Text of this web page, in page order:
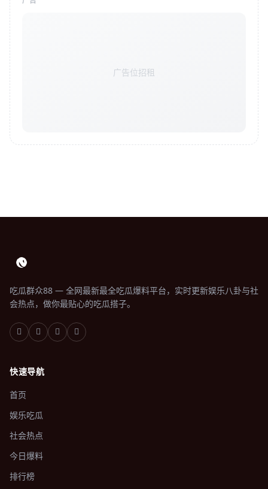
广告位招租
吃瓜群众88 — 全网最新最全吃瓜爆料平台，实时更新娱乐八卦与社
会热点，做你最贴心的吃瓜搭子。
快速导航
首页
娱乐吃瓜
社会热点
今日爆料
排行榜